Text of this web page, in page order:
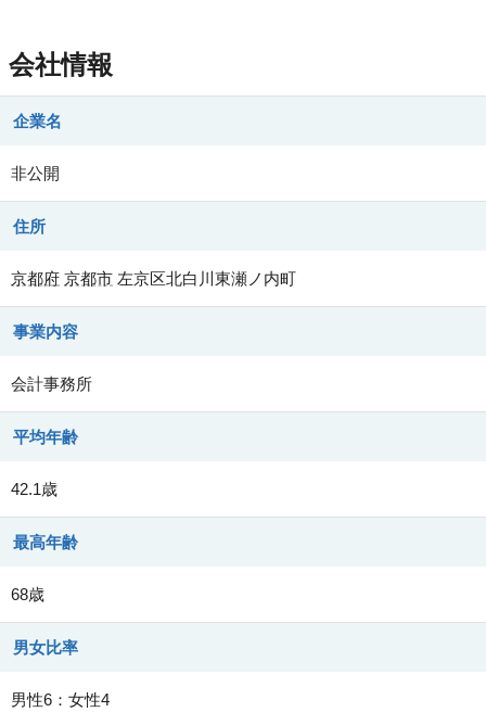
会社情報
企業名
非公開
住所
京都府 京都市 左京区北白川東瀬ノ内町
事業内容
会計事務所
平均年齢
42.1歳
最高年齢
68歳
男女比率
男性6：女性4